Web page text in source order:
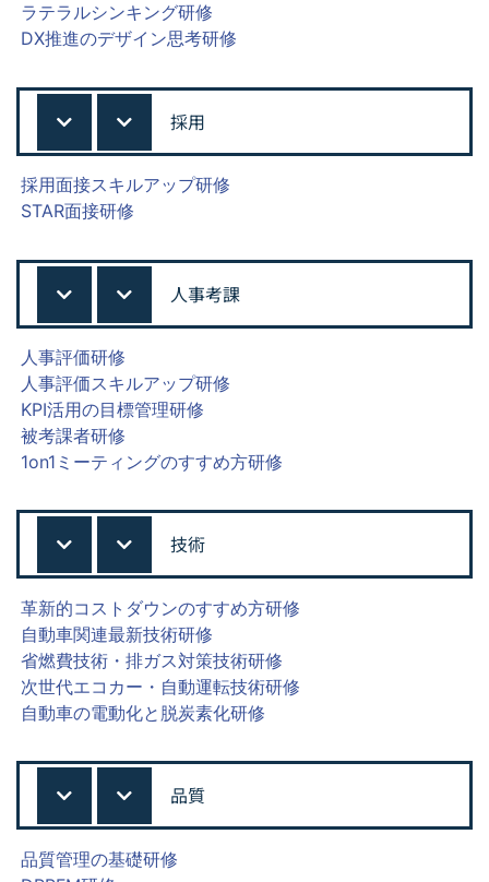
ラテラルシンキング研修
DX推進のデザイン思考研修
採用
採用面接スキルアップ研修
STAR面接研修
人事考課
人事評価研修
人事評価スキルアップ研修
KPI活用の目標管理研修
被考課者研修
1on1ミーティングのすすめ方研修
技術
革新的コストダウンのすすめ方研修
自動車関連最新技術研修
省燃費技術・排ガス対策技術研修
次世代エコカー・自動運転技術研修
自動車の電動化と脱炭素化研修
品質
品質管理の基礎研修